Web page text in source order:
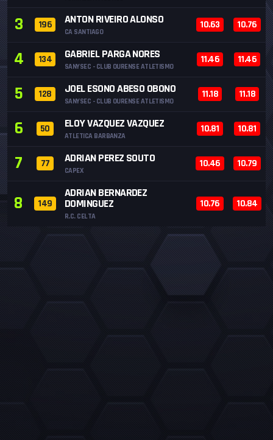
3 196 ANTON RIVEIRO ALONSO
CA SANTIAGO
10.63 10.76
4 134 GABRIEL PARGA NORES
SANYSEC - CLUB OURENSE ATLETISMO
11.46 11.46
5 128 JOEL ESONO ABESO OBONO
SANYSEC - CLUB OURENSE ATLETISMO
11.18 11.18
6 50 ELOY VAZQUEZ VAZQUEZ
ATLETICA BARBANZA
10.81 10.81
7 77 ADRIAN PEREZ SOUTO
CAPEX
10.46 10.79
8 149
ADRIAN BERNARDEZ
DOMINGUEZ
R.C. CELTA
10.76 10.84